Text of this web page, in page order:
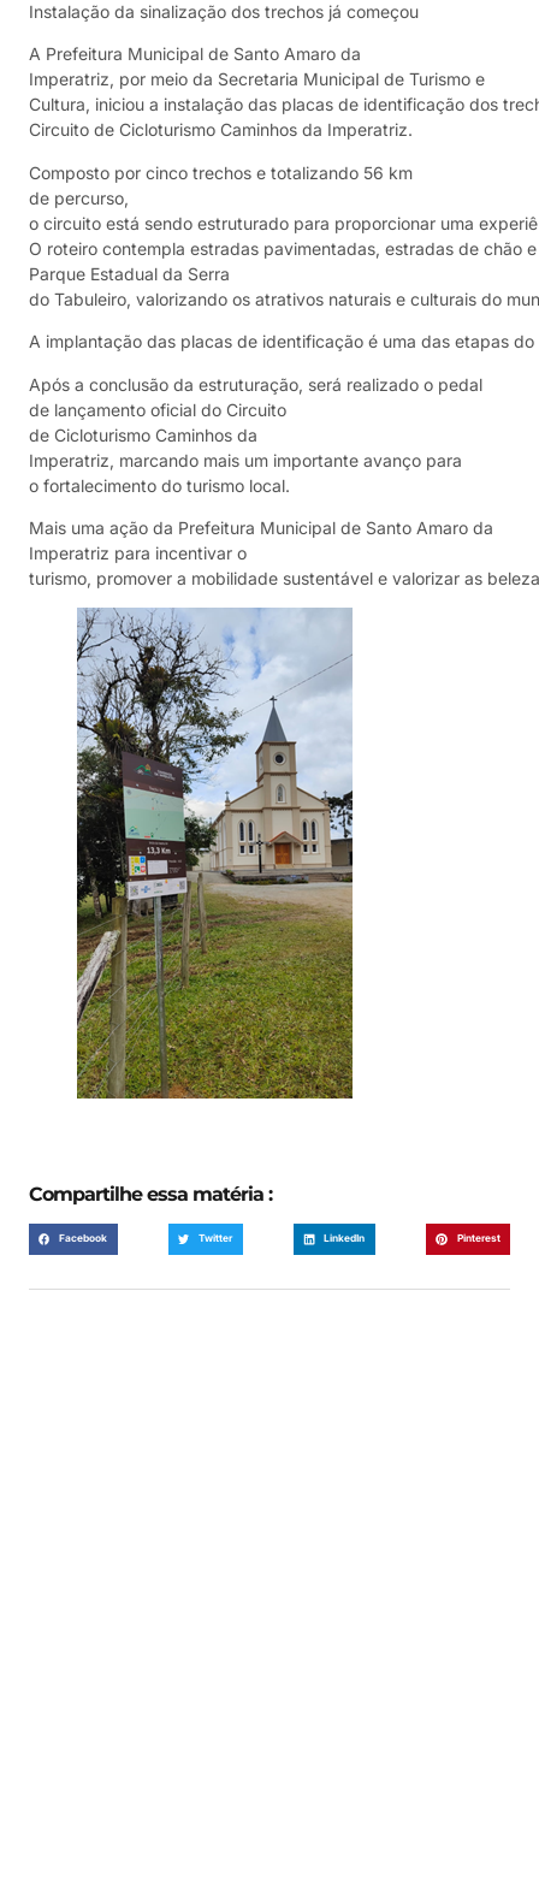
Instalação da sinalização dos trechos já começou
A Prefeitura Municipal de Santo Amaro da
Imperatriz, por meio da Secretaria Municipal de Turismo e
Cultura, iniciou a instalação das placas de identificação dos
Circuito de Cicloturismo Caminhos da Imperatriz.
Composto por cinco trechos e totalizando 56 km
de percurso,
o circuito está sendo estruturado para proporcionar uma
O roteiro contempla estradas pavimentadas, estradas de chão
Parque Estadual da Serra
do Tabuleiro, valorizando os atrativos naturais e culturais do
A implantação das placas de identificação é uma das etapas
Após a conclusão da estruturação, será realizado o pedal
de lançamento oficial do Circuito
de Cicloturismo Caminhos da
Imperatriz, marcando mais um importante avanço para
o fortalecimento do turismo local.
Mais uma ação da Prefeitura Municipal de Santo Amaro da
Imperatriz para incentivar o
turismo, promover a mobilidade sustentável e valorizar as
Compartilhe essa matéria :
Facebook Twitter LinkedIn Pinterest